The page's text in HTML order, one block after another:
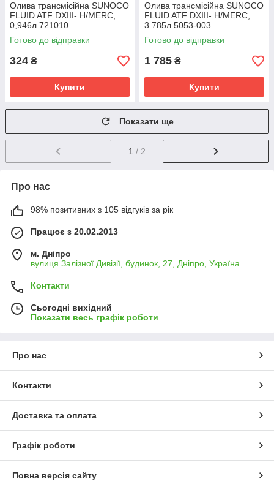
Олива трансмісійна SUNOCO
FLUID ATF DXIII- H/MERC,
0,946л 721010
Готово до відправки
324 ₴
Купити
Олива трансмісійна SUNOCO
FLUID ATF DXIII- H/MERC,
3.785л 5053-003
Готово до відправки
1 785 ₴
Купити
Показати ще
1 / 2
Про нас
98% позитивних з 105 відгуків за рік
Працює з 20.02.2013
м. Дніпро
вулиця Залізної Дивізії, будинок, 27, Дніпро, Україна
Контакти
Сьогодні вихідний
Показати весь графік роботи
Про нас
Контакти
Доставка та оплата
Графік роботи
Повна версія сайту